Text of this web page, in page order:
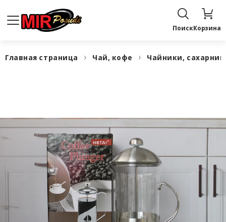
ПоискКорзина
Главная страница Чай, кофе Чайники,